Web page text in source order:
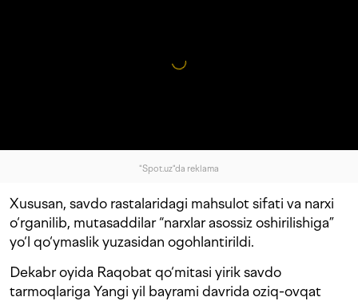
"Spot.uz"da reklama
Xususan, savdo rastalaridagi mahsulot sifati va narxi
o‘rganilib, mutasaddilar “narxlar asossiz oshirilishiga”
yo‘l qo‘ymaslik yuzasidan ogohlantirildi.
Dekabr oyida Raqobat qo‘mitasi yirik savdo
tarmoqlariga Yangi yil bayrami davrida oziq-ovqat